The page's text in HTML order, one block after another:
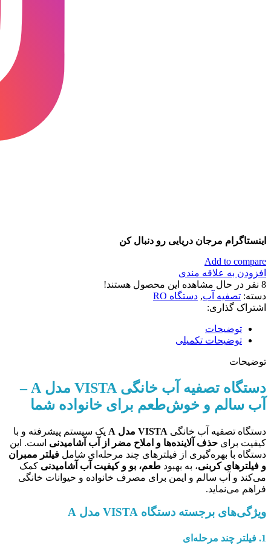
اینستاگرام مرجان دریایی رو دنبال کن
Add to compare
افزودن به علاقه مندی
8 نفر در حال مشاهده این محصول هستند!
دسته: تصفیه آب, دستگاه RO
اشتراک گذاری:
توضیحات
توضیحات تکمیلی
توضیحات
دستگاه تصفیه آب خانگی VISTA مدل A –
آب سالم و خوش‌طعم برای خانواده شما
دستگاه تصفیه آب خانگی VISTA مدل A
یک سیستم پیشرفته و با
کیفیت برای حذف آلاینده‌ها و املاح مضر از آب آشامیدنی است. این
دستگاه با بهره‌گیری از فیلترهای چند مرحله‌ای شامل فیلتر ممبران
و فیلترهای کربنی، به بهبود طعم، بو و کیفیت آب آشامیدنی کمک
می‌کند و آب سالم و ایمن برای مصرف خانواده و حیوانات خانگی
فراهم می‌نماید.
ویژگی‌های برجسته دستگاه VISTA مدل A
1. فیلتر چند مرحله‌ای